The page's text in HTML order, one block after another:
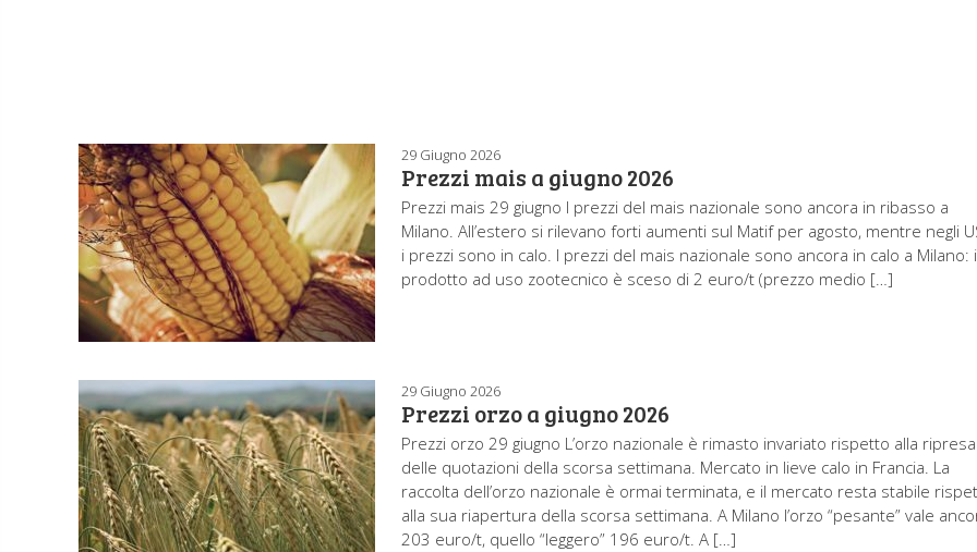
29 Giugno 2026
Prezzi mais a giugno 2026
Prezzi mais 29 giugno I prezzi del mais nazionale sono ancora in ribasso a
Milano. All’estero si rilevano forti aumenti sul Matif per agosto, mentre negli
i prezzi sono in calo. I prezzi del mais nazionale sono ancora in calo a Milano:
prodotto ad uso zootecnico è sceso di 2 euro/t (prezzo medio […]
29 Giugno 2026
Prezzi orzo a giugno 2026
Prezzi orzo 29 giugno L’orzo nazionale è rimasto invariato rispetto alla ripresa
delle quotazioni della scorsa settimana. Mercato in lieve calo in Francia. La
raccolta dell’orzo nazionale è ormai terminata, e il mercato resta stabile
alla sua riapertura della scorsa settimana. A Milano l’orzo “pesante” vale
203 euro/t, quello “leggero” 196 euro/t. A […]